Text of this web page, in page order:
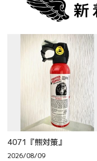
4071『熊対策』
2026/08/09